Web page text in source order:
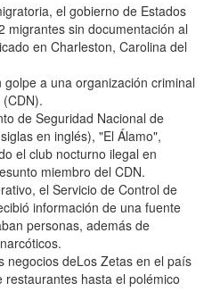
el gobierno de Estados
migrantes sin documentación al
en Charleston, Carolina del
a una organización criminal
de Seguridad Nacional de
en inglés), "El Álamo",
el club nocturno ilegal en
miembro del CDN.
el Servicio de Control de
información de una fuente
personas, además de
negocios deLos Zetas en el país
hasta el polémico